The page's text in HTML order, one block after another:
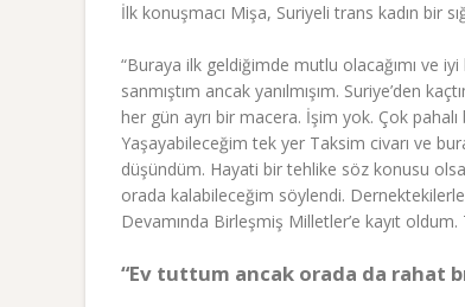
İlk konuşmacı Mişa, Suriyeli trans kadın bir
“Buraya ilk geldiğimde mutlu olacağımı ve iyi
sanmıştım ancak yanılmışım. Suriye’den
her gün ayrı bir macera. İşim yok. Çok
Yaşayabileceğim tek yer Taksim civarı ve
düşündüm. Hayati bir tehlike söz konusu
orada kalabileceğim söylendi.
Devamında Birleşmiş Milletler’e kayıt
“Ev tuttum ancak orada da rahat